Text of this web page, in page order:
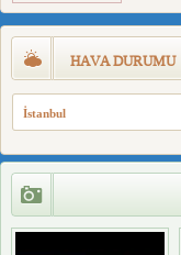
HAVA DURUMU
İstanbul